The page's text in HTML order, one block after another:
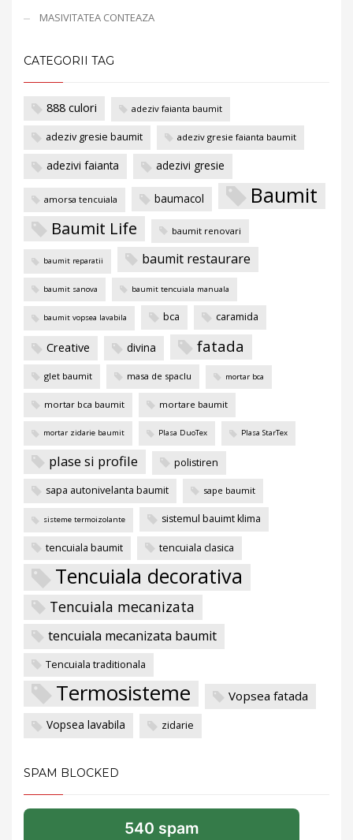
MASIVITATEA CONTEAZA
CATEGORII TAG
888 culori adeziv faianta baumit
adeziv gresie baumit adeziv gresie faianta baumit
adezivi faianta adezivi gresie
amorsa tencuiala baumacol Baumit
Baumit Life baumit renovari
baumit reparatii baumit restaurare
baumit sanova baumit tencuiala manuala
baumit vopsea lavabila bca caramida
Creative divina fatada
glet baumit masa de spaclu mortar bca
mortar bca baumit mortare baumit
mortar zidarie baumit Plasa DuoTex Plasa StarTex
plase si profile polistiren
sapa autonivelanta baumit sape baumit
sisteme termoizolante sistemul bauimt klima
tencuiala baumit tencuiala clasica
Tencuiala decorativa
Tencuiala mecanizata
tencuiala mecanizata baumit
Tencuiala traditionala
Termosisteme Vopsea fatada
Vopsea lavabila zidarie
SPAM BLOCKED
540 spam